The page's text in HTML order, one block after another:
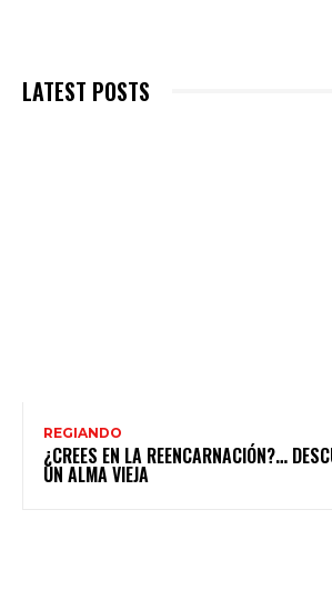
LATEST POSTS
REGIANDO
¿CREES EN LA REENCARNACIÓN?…
UN ALMA VIEJA